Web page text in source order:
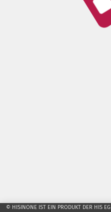
© HISINONE IST EIN PRODUKT DER HIS EG